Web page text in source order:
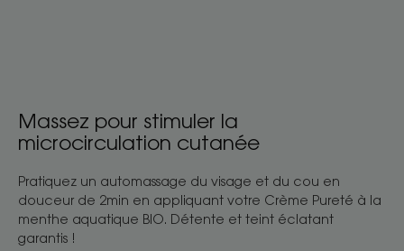
Massez pour stimuler la
microcirculation cutanée
Pratiquez un automassage du visage et du cou en
douceur de 2min en appliquant votre Crème Pureté à la
menthe aquatique BIO. Détente et teint éclatant
garantis !